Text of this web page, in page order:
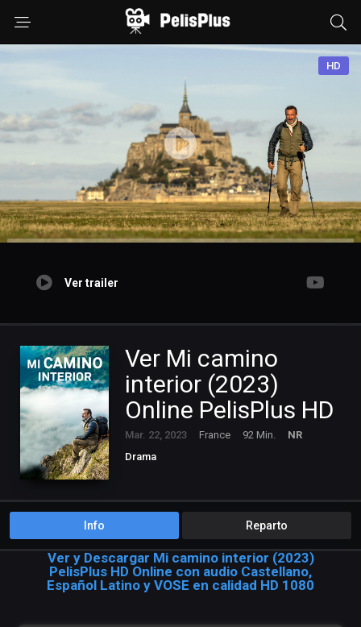
HD
Ver trailer
Ver Mi camino
interior (2023)
Online PelisPlus HD
Mar. 22, 2023 France 92 Min.
NR
Drama
Info Reparto
Ver y Descargar Mi camino interior (2023)
PelisPlus HD Online con audio Castellano,
Español Latino y VOSE en calidad HD 1080